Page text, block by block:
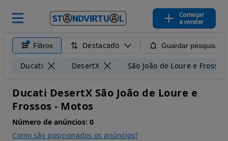
Começar
a vender
Filtros Destacado Guardar pesquisa
Ducati DesertX São João de Loure e Frossos
Ducati DesertX São João de Loure e
Frossos - Motos
Número de anúncios: 0
Como são posicionados os anúncios?